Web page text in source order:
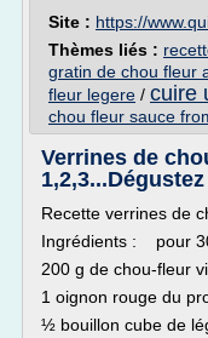
Site : https://
Thèmes liés :
gratin de chou fleur
fleur legere / cuire
chou fleur sauce
Verrines de
1,2,3...Dégustez
Recette verrines de
Ingrédients : pour
200 g de chou-fleur
1 oignon rouge du
½ bouillon cube de